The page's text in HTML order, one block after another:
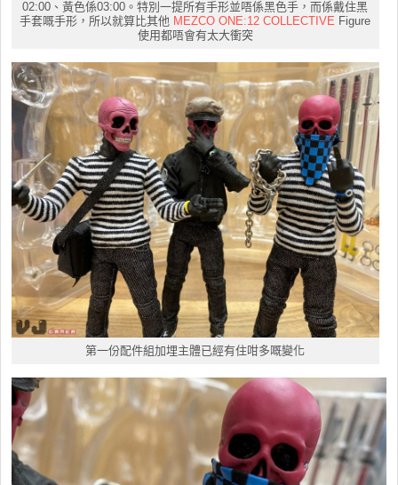
02:00、黃色係03:00。特別一提所有手形並唔係黑色手，而係戴住黑
手套嘅手形，所以就算比其他 MEZCO ONE:12 COLLECTIVE Figure
使用都唔會有太大衝突
第一份配件組加埋主體已經有住咁多嘅變化